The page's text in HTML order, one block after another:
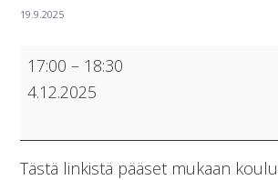
MIELI
ulos,
luonnossa
kävellen.
17:00 – 18:30
4.12.2025
Tästä linkistä pääset mukaan